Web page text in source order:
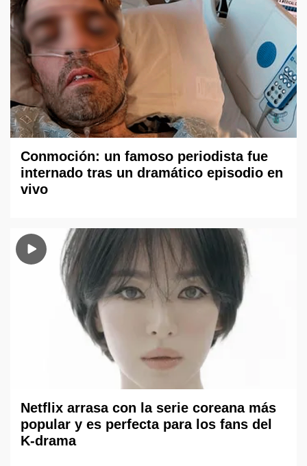
Conmoción: un famoso periodista fue
internado tras un dramático episodio en
vivo
Netflix arrasa con la serie coreana más
popular y es perfecta para los fans del
K-drama